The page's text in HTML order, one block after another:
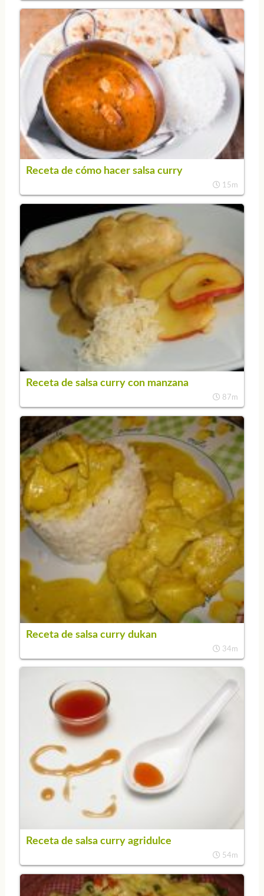
Receta de cómo hacer salsa curry
15m
Receta de salsa curry con manzana
87m
Receta de salsa curry dukan
34m
Receta de salsa curry agridulce
54m